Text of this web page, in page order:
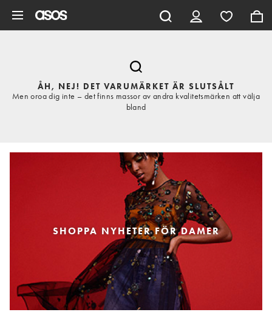
ÅH, NEJ! DET VARUMÄRKET ÄR SLUTSÅLT
Men oroa dig inte – det finns massor av andra kvalitetsmärken att välja
bland
SHOPPA NYHETER FÖR DAMER